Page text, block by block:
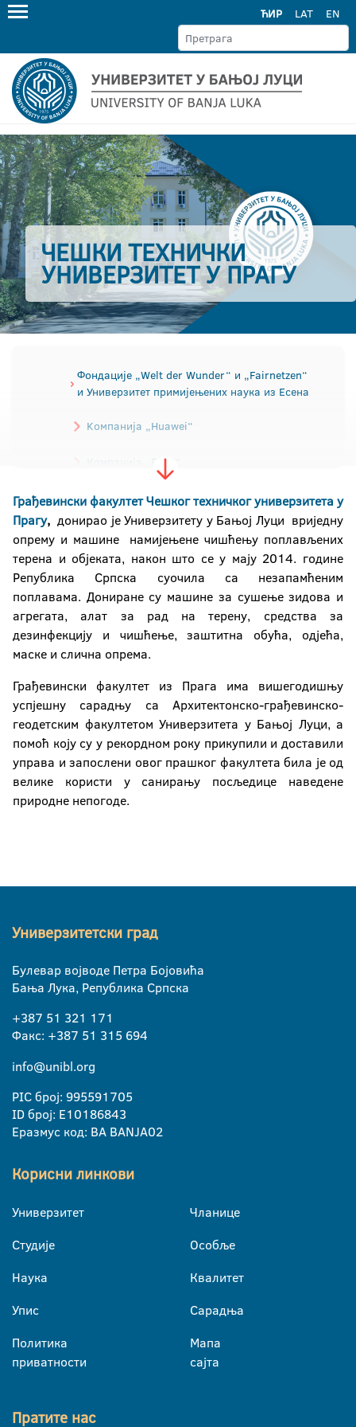
ЋИР LAT EN
ЧЕШКИ ТЕХНИЧКИ
УНИВЕРЗИТЕТ У ПРАГУ
Фондације „Welt der Wunder“ и „Fairnetzen“
и Универзитет примијењених наука из Есена
Kомпанијa „Huawei“
Компанија „Елеа“
Чешки технички универзитет у Прагу
Универзитет у Љубљани
Грађевински факултет Чешког техничког универзитета у
Прагу, донирао је Универзитету у Бањој Луци вриједну
опрему и машине намијењене чишћењу поплављених
терена и објеката, након што се у мају 2014. године
Република Српска суочила са незапамћеним
поплавама. Дониране су машине за сушење зидова и
агрегата, алат за рад на терену, средства за
дезинфекцију и чишћење, заштитна обућа, одјећа,
маске и слична опрема.
Грађевински факултет из Прага има вишегодишњу
успјешну сарадњу са Архитектонско-грађевинско-
геодетским факултетом Универзитета у Бањој Луци, а
помоћ коју су у рекордном року прикупили и доставили
управа и запослени овог прашког факултета била је од
велике користи у санирању посљедице наведене
природне непогоде.
Универзитетски град
Булевар војводе Петра Бојовића
Бања Лука, Република Српска
+387 51 321 171
Факс: +387 51 315 694
info@unibl.org
PIC број: 995591705
ID број: E10186843
Еразмус код: BA BANJA02
Корисни линкови
Универзитет
Студије
Наука
Упис
Политика
приватности
Чланице
Особље
Квалитет
Сарадња
Мапа
сајта
Пратите нас